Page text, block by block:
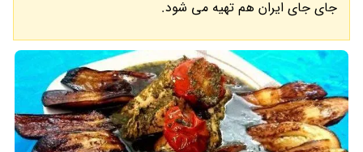
جای جای ایران هم تهیه می شود.